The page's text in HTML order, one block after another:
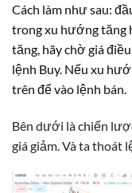
Cách làm như sau:
trong xu hướng tăng
tăng, hãy chờ giá
lệnh Buy. Nếu xu
trên để vào lệnh bán.
Bên dưới là chiến
giá giảm. Và ta thoát